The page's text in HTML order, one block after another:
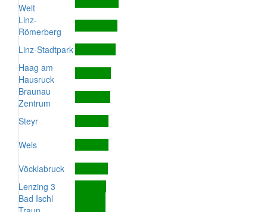
Welt
Linz-
Römerberg
Linz-Stadtpark
Haag am
Hausruck
Braunau
Zentrum
Steyr
Wels
Vöcklabruck
Lenzing 3
Bad Ischl